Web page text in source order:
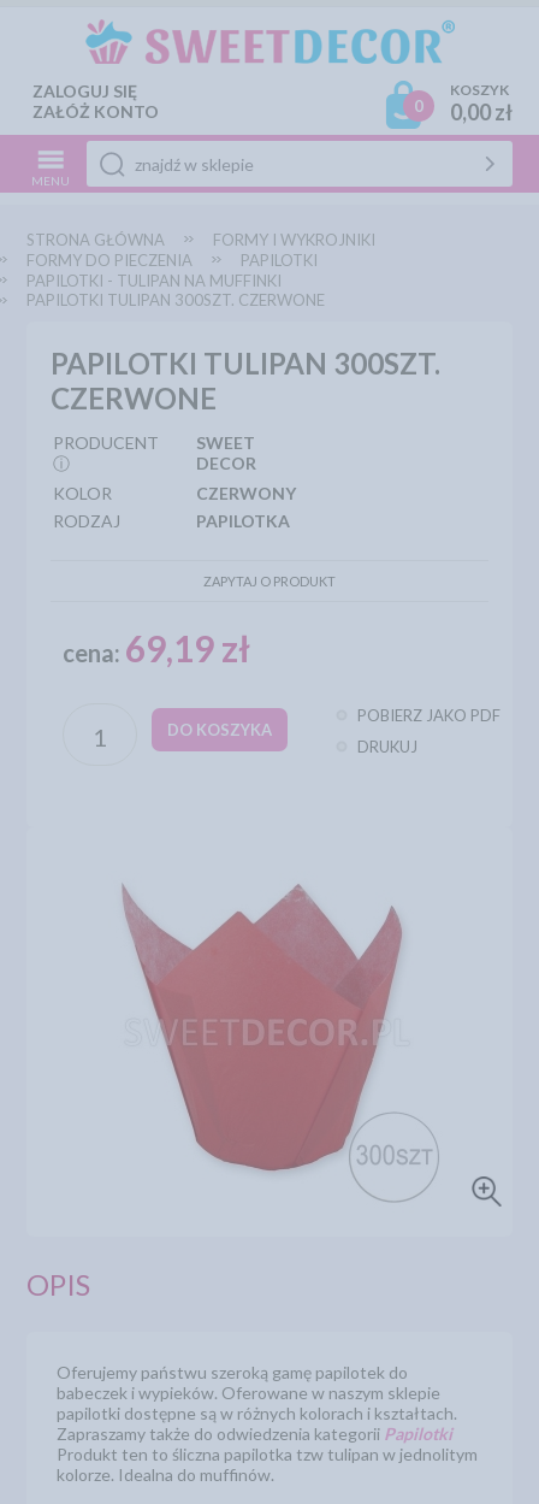
ZALOGUJ SIĘ
ZAŁÓŻ KONTO
0
KOSZYK
0,00 zł
MENU
STRONA GŁÓWNA
FORMY I WYKROJNIKI
FORMY DO PIECZENIA
PAPILOTKI
PAPILOTKI - TULIPAN NA MUFFINKI
PAPILOTKI TULIPAN 300SZT. CZERWONE
PAPILOTKI TULIPAN 300SZT.
CZERWONE
PRODUCENT
ⓘ
SWEET
DECOR
KOLOR
CZERWONY
RODZAJ
PAPILOTKA
ZAPYTAJ O PRODUKT
cena: 69,19 zł
DO KOSZYKA
POBIERZ JAKO PDF
DRUKUJ
OPIS
Oferujemy państwu szeroką gamę papilotek do
babeczek i wypieków. Oferowane w naszym sklepie
papilotki dostępne są w różnych kolorach i kształtach.
Zapraszamy także do odwiedzenia kategorii Papilotki
Produkt ten to śliczna papilotka tzw tulipan w jednolitym
kolorze. Idealna do muffinów.